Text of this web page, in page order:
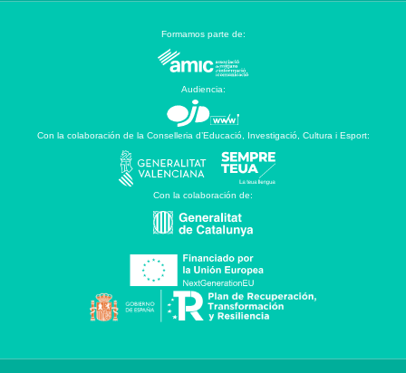
Formamos parte de:
Audiencia:
Con la colaboración de la Conselleria d’Educació, Investigació, Cultura i Esport:
Con la colaboración de: